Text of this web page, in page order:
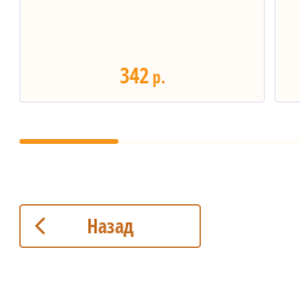
342р.
Назад